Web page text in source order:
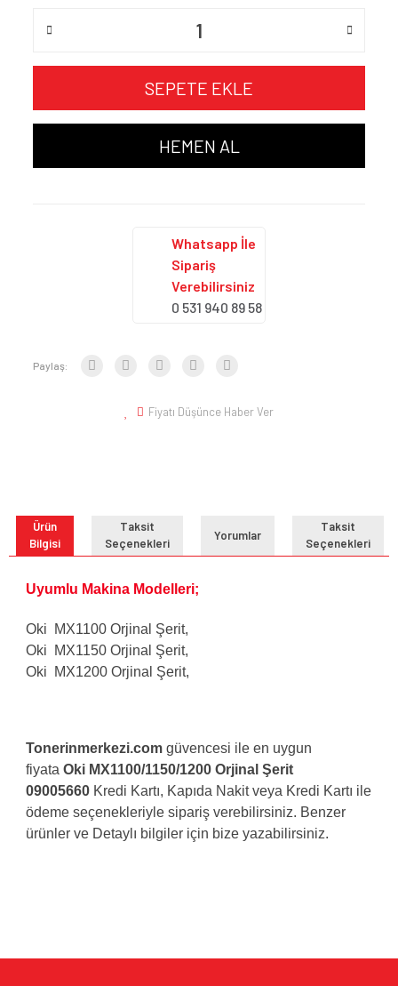
SEPETE EKLE
HEMEN AL
Whatsapp İle
Sipariş
Verebilirsiniz
0 531 940 89 58
Paylaş:
Fiyatı Düşünce Haber Ver
Ürün
Bilgisi
Taksit
Seçenekleri
Yorumlar
Taksit
Seçenekleri
Uyumlu Makina Modelleri;
Oki MX1100 Orjinal Şerit,
Oki
MX1150 Orjinal Şerit,
Oki
MX1200 Orjinal Şerit,
Tonerinmerkezi.com güvencesi ile en uygun
fiyata Oki MX1100/1150/1200 Orjinal Şerit
09005660 Kredi Kartı, Kapıda Nakit veya Kredi Kartı ile
ödeme seçenekleriyle sipariş verebilirsiniz. Benzer
ürünler ve Detaylı bilgiler için bize yazabilirsiniz.